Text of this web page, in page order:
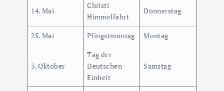
14. Mai
Christi
Himmelfahrt
Donnerstag
25. Mai Pfingstmontag Montag
3. Oktober
Tag der
Deutschen
Einheit
Samstag